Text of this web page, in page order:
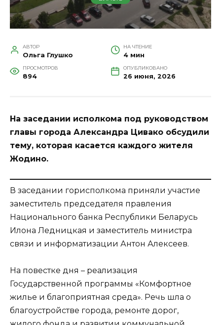
АВТОР
Ольга Глушко
НА ЧТЕНИЕ
4 мин
ПРОСМОТРОВ
894
ОПУБЛИКОВАНО
26 июня, 2026
На заседании исполкома под руководством
главы города Александра Цивако обсудили
тему, которая касается каждого жителя
Жодино.
В заседании горисполкома приняли участие
заместитель председателя правления
Национального банка Республики Беларусь
Илона Ледницкая и заместитель министра
связи и информатизации Антон Алексеев.
На повестке дня – реализация
Государственной программы «Комфортное
жилье и благоприятная среда». Речь шла о
благоустройстве города, ремонте дорог,